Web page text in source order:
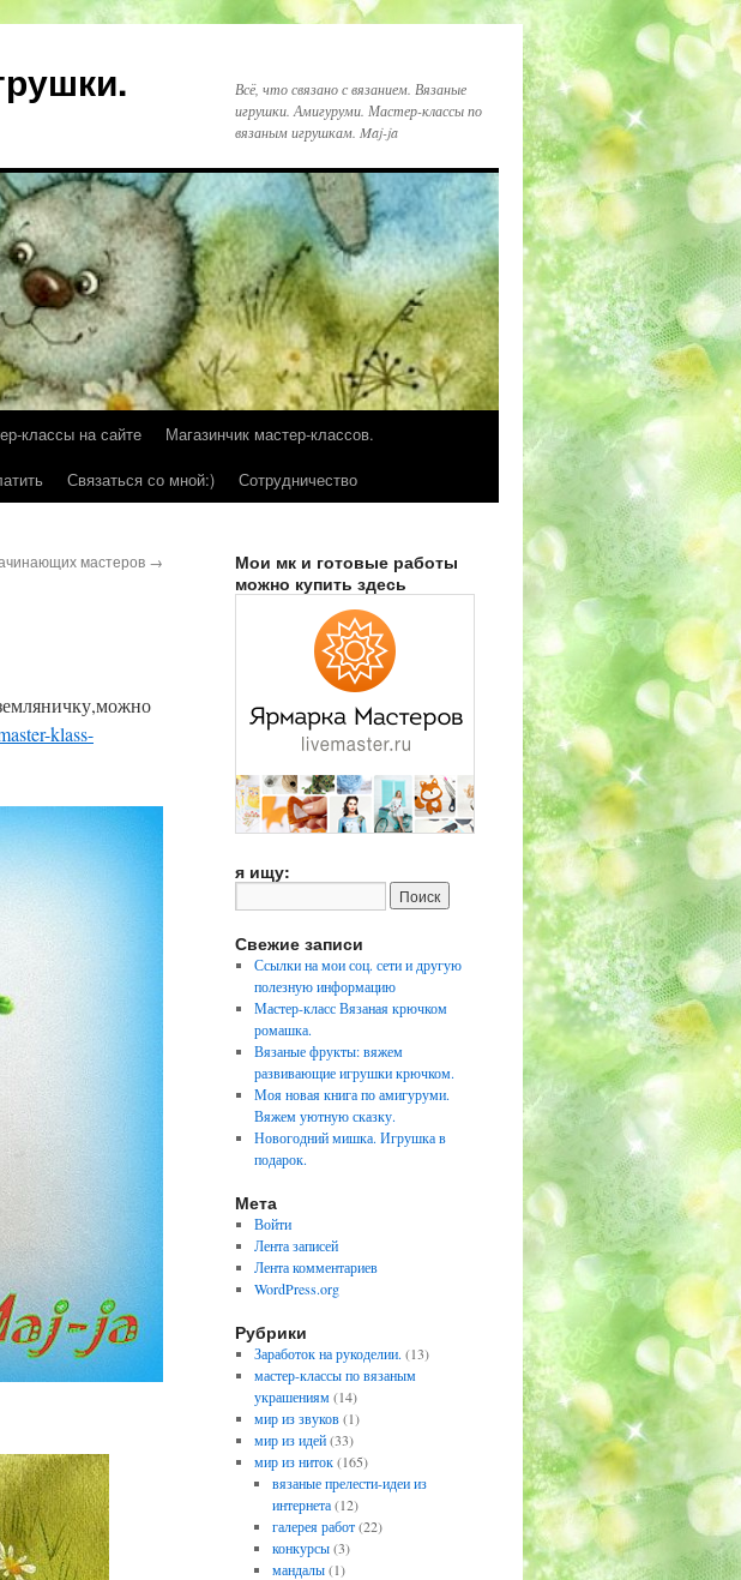
Всё, что связано с вязанием. Вязаные
игрушки. Амигуруми. Мастер-классы по
вязаным игрушкам. Maj-ja
классы на сайте
Магазинчик мастер-классов.
Связаться со мной:) Сотрудничество
мастеров →
klass-
Мои мк и готовые работы
можно купить здесь
я ищу:
Свежие записи
Ссылки на мои соц. сети и другую
полезную информацию
Мастер-класс Вязаная крючком
ромашка.
Вязаные фрукты: вяжем
развивающие игрушки крючком.
Моя новая книга по амигуруми.
Вяжем уютную сказку.
Новогодний мишка. Игрушка в
подарок.
Мета
Войти
Лента записей
Лента комментариев
WordPress.org
Рубрики
Заработок на рукоделии. (13)
мастер-классы по вязаным
украшениям(14)
мир из звуков(1)
мир из идей(33)
мир из ниток(165)
вязаные прелести-идеи из
интернета(12)
галерея работ(22)
конкурсы(3)
мандалы(1)